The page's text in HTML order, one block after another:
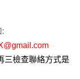
:
三檢查聯絡方式是